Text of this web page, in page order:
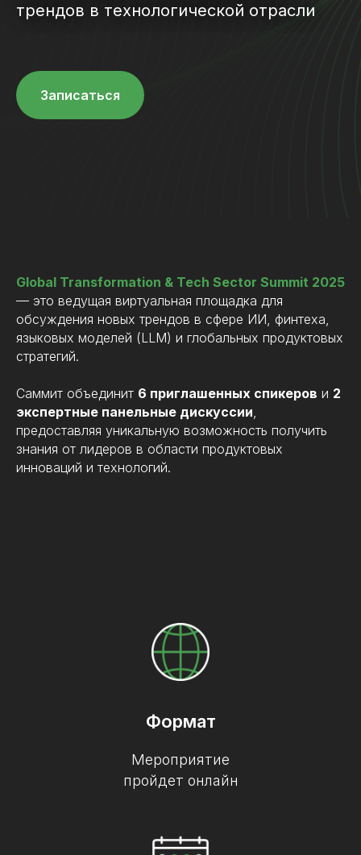
трендов в технологической отрасли
Записаться
Global Transformation & Tech Sector Summit 2025
— это ведущая виртуальная площадка для
обсуждения новых трендов в сфере ИИ, финтеха,
языковых моделей (LLM) и глобальных продуктовых
стратегий.
Саммит объединит 6 приглашенных спикеров и 2
экспертные панельные дискуссии
предоставляя уникальную возможность получить
знания от лидеров в области продуктовых
инноваций и технологий.
Формат
Мероприятие
пройдет онлайн